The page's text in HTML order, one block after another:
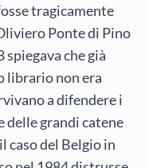
tragicamente
Ponte di Pino
spiegava che già
librario non era
a difendere i
delle grandi catene
caso del Belgio in